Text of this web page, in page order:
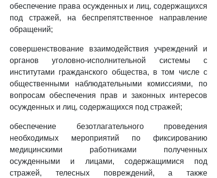
обеспечение права осужденных и лиц, содержащихся
под стражей, на беспрепятственное направление
обращений;
совершенствование взаимодействия учреждений и
органов уголовно-исполнительной системы с
институтами гражданского общества, в том числе с
общественными наблюдательными комиссиями, по
вопросам обеспечения прав и законных интересов
осужденных и лиц, содержащихся под стражей;
обеспечение безотлагательного проведения
необходимых мероприятий по фиксированию
медицинскими работниками полученных
осужденными и лицами, содержащимися под
стражей, телесных повреждений, а также